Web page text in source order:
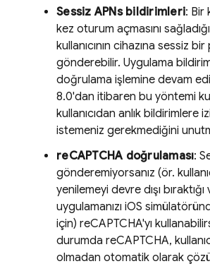
Sessiz APNs bildirimleri: Bir
kez oturum açmasını
kullanıcının cihazına sessiz
gönderebilir. Uygulama
doğrulama işlemine devam
8.0'dan itibaren bu yöntemi
kullanıcıdan anlık bildirimlere
istemeniz gerekmediğini
reCAPTCHA doğrulaması:
gönderemiyorsanız (ör.
yenilemeyi devre dışı bıraktığı
uygulamanızı iOS
için) reCAPTCHA'yı
durumda reCAPTCHA,
olmadan otomatik olarak